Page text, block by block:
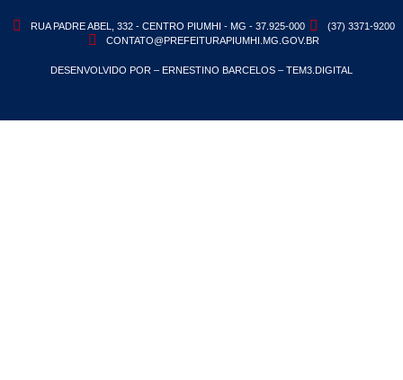
RUA PADRE ABEL, 332 - CENTRO PIUMHI - MG - 37.925-000
(37) 3371-9200
CONTATO@PREFEITURAPIUMHI.MG.GOV.BR
DESENVOLVIDO POR – ERNESTINO BARCELOS – TEM3.DIGITAL